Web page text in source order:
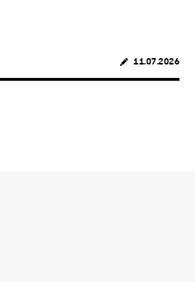
11.07.2026